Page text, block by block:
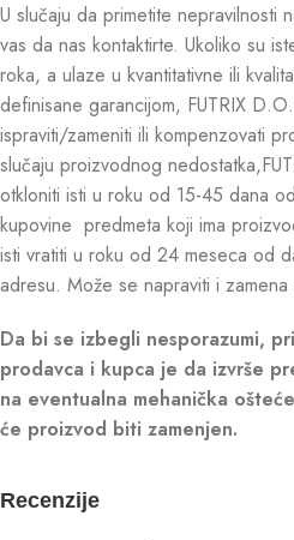
U slučaju da primetite nepravilnosti
vas da nas kontaktirte. Ukoliko su
roka, a ulaze u kvantitativne ili
definisane garancijom, FUTRIX
ispraviti/zameniti ili kompenzovati
slučaju proizvodnog
otkloniti isti u roku od 15-45 dana
kupovine predmeta koji ima
isti vratiti u roku od 24 meseca od
adresu. Može se napraviti i
Da bi se izbegli nesporazumi,
prodavca i kupca je da izvrše
na eventualna mehanička
će proizvod biti zamenjen.
Recenzije